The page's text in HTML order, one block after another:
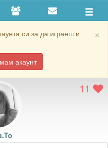
×
си за да играеш и
акаунт
11